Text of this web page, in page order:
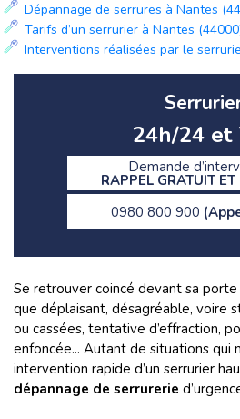
Dépannage de serrures à Nantes
Tarifs d’un serrurier à Nantes
Interventions réalisées par le
24h/24 et
Demande
RAPPEL GRATUIT
0980 800 900
Se retrouver coincé devant sa
que déplaisant, désagréable, voire
ou cassées, tentative d’effraction,
enfoncée... Autant de situations qui
intervention rapide d’un serrurier
dépannage de serrurerie